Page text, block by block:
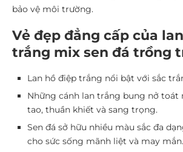
bảo vệ môi trường.
Vẻ đẹp đẳng cấp của
trắng mix sen đá trồng
Lan hồ điệp trắng nổi bật với sắc
Những cánh lan trắng bung nở toát
tao, thuần khiết và sang trọng.
Sen đá sở hữu nhiều màu sắc đa
cho sức sống mãnh liệt và may mắn.